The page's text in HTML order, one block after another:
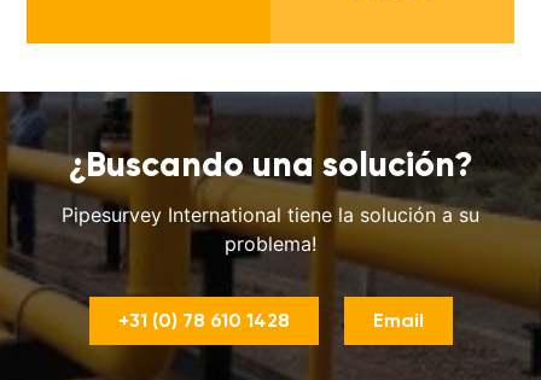
¿Buscando una solución?
Pipesurvey International tiene la solución a su
problema!
+31 (0) 78 610 1428 Email